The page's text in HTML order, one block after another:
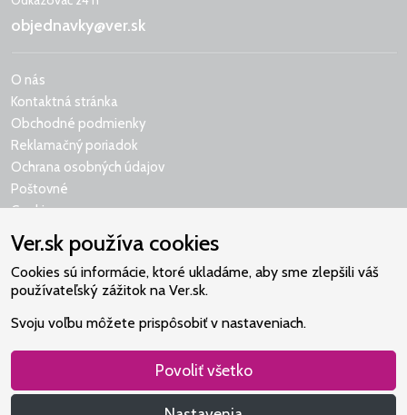
objednavky@ver.sk
O nás
Kontaktná stránka
Obchodné podmienky
Reklamačný poriadok
Ochrana osobných údajov
Poštovné
Cookies
Naše srdce je v Martindome.
Podporujeme aktivity spoločenstva,
ktoré pomáha nájsť vzťah s Bohom.
Ver.sk používa cookies
Cookies sú informácie, ktoré ukladáme, aby sme zlepšili váš
používateľský zážitok na Ver.sk.
Svoju voľbu môžete prispôsobiť v nastaveniach.
Povoliť všetko